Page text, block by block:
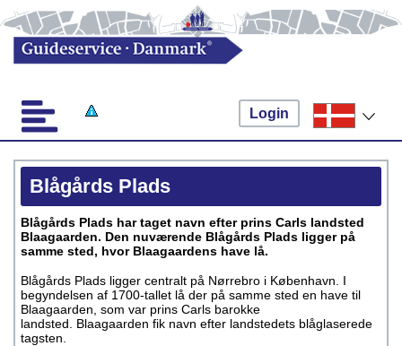
Login
Blågårds Plads
Blågårds Plads har taget navn efter prins Carls landsted
Blaagaarden. Den nuværende Blågårds Plads ligger på
samme sted, hvor Blaagaardens have lå.
Blågårds Plads ligger centralt på Nørrebro i København. I
begyndelsen af 1700-tallet lå der på samme sted en have til
Blaagaarden, som var prins Carls barokke
landsted. Blaagaarden fik navn efter landstedets blåglaserede
tagsten.